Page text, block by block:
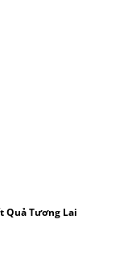
Quả Tương Lai